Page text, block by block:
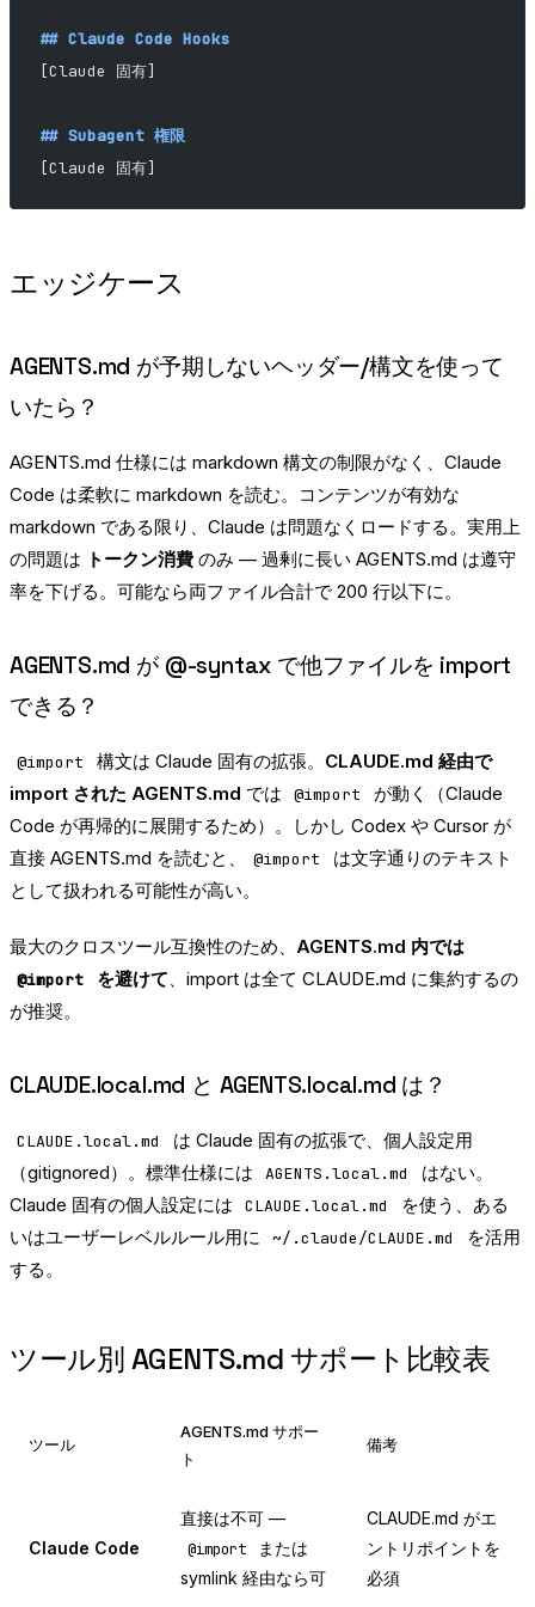
## Claude Code Hooks
[Claude 固有]
## Subagent 権限
[Claude 固有]
エッジケース
AGENTS.md が予期しないヘッダー/構文を使って
いたら？
AGENTS.md 仕様には markdown 構文の制限がなく、Claude
Code は柔軟に markdown を読む。コンテンツが有効な
markdown である限り、Claude は問題なくロードする。実用上
の問題は トークン消費 のみ — 過剰に長い AGENTS.md は遵守
率を下げる。可能なら両ファイル合計で 200 行以下に。
AGENTS.md が @-syntax で他ファイルを import
できる？
@import 構文は Claude 固有の拡張。 CLAUDE.md 経由で
import された AGENTS.md では @import
が動く（Claude
Code が再帰的に展開するため）。しかし Codex や Cursor が
直接 AGENTS.md を読むと、
@import
は文字通りのテキスト
として扱われる可能性が高い。
最大のクロスツール互換性のため、 AGENTS.md 内では
@import を避けて、import は全て CLAUDE.md に集約するの
が推奨。
CLAUDE.local.md と AGENTS.local.md は？
CLAUDE.local.md
は Claude 固有の拡張で、個人設定用
（gitignored）。標準仕様には
AGENTS.local.md
はない。
Claude 固有の個人設定には
CLAUDE.local.md
を使う、ある
いはユーザーレベルルール用に
~/.claude/CLAUDE.md
を活用
する。
ツール別 AGENTS.md サポート比較表
ツール
AGENTS.md サポー
ト
備考
Claude Code
直接は不可 —
@import
または
symlink 経由なら可
CLAUDE.md がエ
ントリポイントを
必須